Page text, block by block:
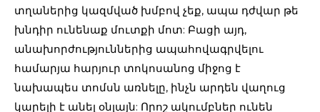
տղաներից կազմված խմբով չեք, ապա դժվար թե
խնդիր ունենաք մուտքի մոտ: Բացի այդ,
անախորժություններից ապահովագրվելու
համարյա հարյուր տոկոսանոց միջոց է
նախապես տոմսն առնելը, ինչն արդեն վաղուց
կարելի է անել օնլայն: Որոշ ակումբներ ունեն